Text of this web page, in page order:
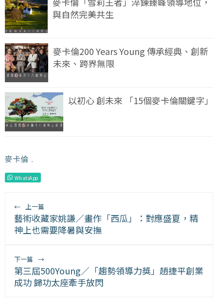
與自然完美共生
麥卡倫200 Years Young 傳承經典、創新
未來、跨界無限
以初心 創未來 「15個麥卡倫關鍵字」
麥卡倫 ﹒
WhatsApp
← 上一篇
藝術收藏家姚謙／畫作「西瓜」：對應盛夏，精
神上也需要降暑與安撫
下一篇 →
第三屆500Young／「趨勢領導力獎」趙捷平創業
成功 歸功太座牽手放閃